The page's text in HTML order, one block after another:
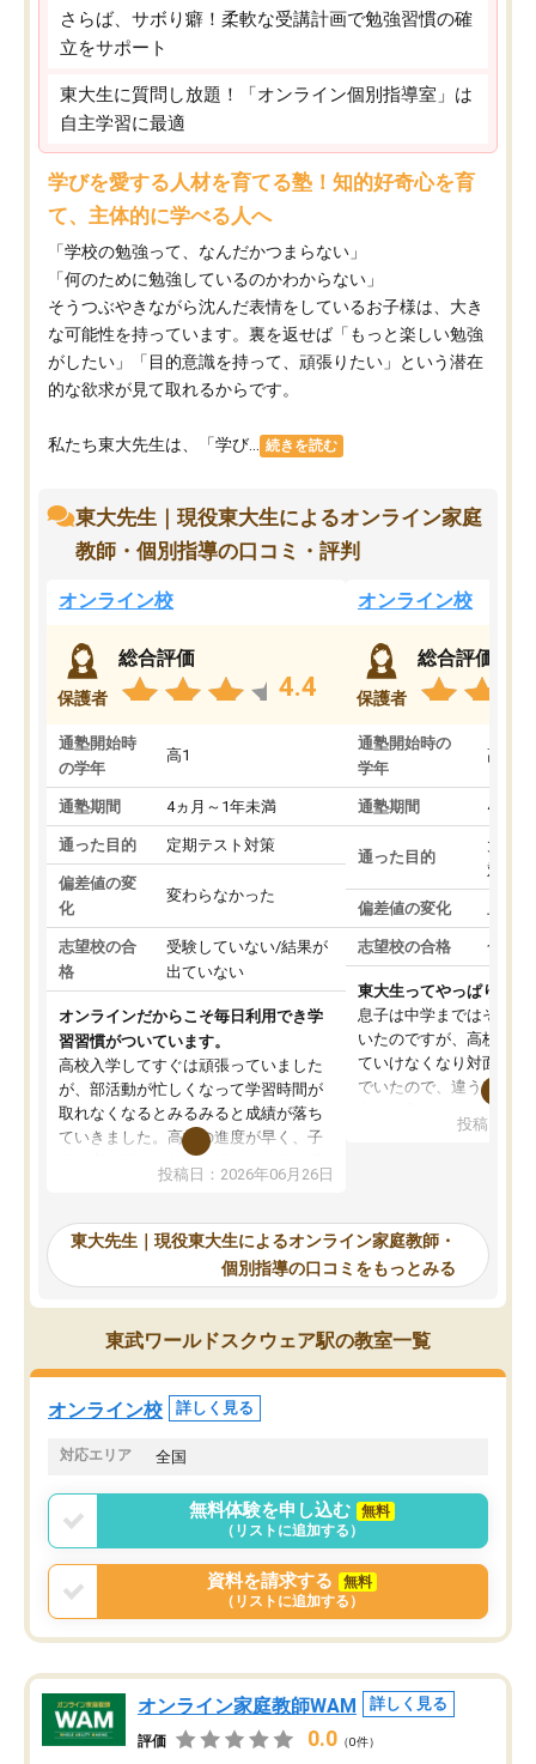
さらば、サボり癖！柔軟な受講計画で勉強習慣の確
立をサポート
東大生に質問し放題！「オンライン個別指導室」は
自主学習に最適
学びを愛する人材を育てる塾！知的好奇心を育
て、主体的に学べる人へ
「学校の勉強って、なんだかつまらない」
「何のために勉強しているのかわからない」
そうつぶやきながら沈んだ表情をしているお子様は、大き
な可能性を持っています。裏を返せば「もっと楽しい勉強
がしたい」「目的意識を持って、頑張りたい」という潜在
的な欲求が見て取れるからです。
私たち東大先生は、「学び... 続きを読む
東大先生｜現役東大生によるオンライン家庭
教師・個別指導の口コミ・評判
オンライン校
保護者
総合評価
4.4
通塾開始時
の学年
高1
通塾期間 4ヵ月～1年未満
通った目的 定期テスト対策
偏差値の変
化
変わらなかった
志望校の合
格
受験していない/結果が
出ていない
オンラインだからこそ毎日利用でき学
習習慣がついています。
高校入学してすぐは頑張っていました
が、部活動が忙しくなって学習時間が
取れなくなるとみるみると成績が落ち
ていきました。高校の進度が早く、子
供も家に帰って勉強の話すると嫌な反
応を示します。東大先生にお願いして
れるので、親としても安心です。毎日
使える自習室とかもあり、わからない
ところがあれば先生が回答してくれる
のも重宝しています。
投稿日：2026年06月26日
オンライン校
保護者
総合評価
通塾開始時の
学年
高3
通塾期間 4ヵ月
通った目的
大学
対策
偏差値の変化 上が
志望校の合格 合格
東大生ってやっぱりすご
息子は中学まではそこそ
いたのですが、高校に入
ていけなくなり対面の塾
でいたので、違うアプロ
で、当初は模試でD判定
自習室が毎日使えていつ
るのが心強かったよう
謝です。
投稿日：
東大先生｜現役東大生によるオンライン家庭教師・
個別指導の口コミをもっとみる
東武ワールドスクウェア駅の教室一覧
オンライン校 詳しく見る
対応エリア 全国
無料体験を申し込む
無料
（リストに追加する）
資料を請求する
無料
（リストに追加する）
オンライン家庭教師WAM 詳しく見る
評価 0.0 （0件）